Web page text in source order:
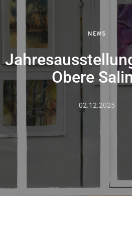
NEWS
Obere
02.12.2025